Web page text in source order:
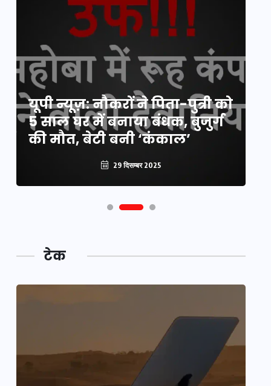
यूपी न्यूज़: नौकरों ने पिता-पुत्री को
5 साल घर में बनाया बंधक, बुजुर्ग
की मौत, बेटी बनी ‘कंकाल’
29 दिसम्बर 2025
टेक